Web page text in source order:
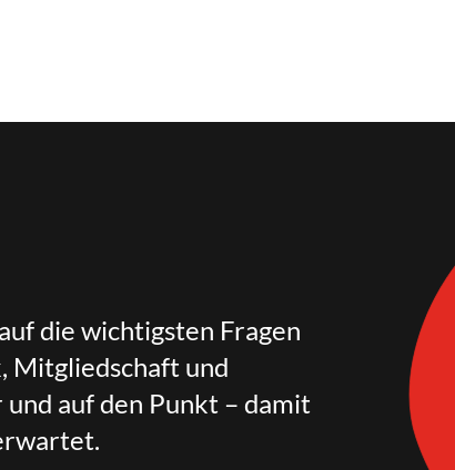
die wichtigsten Fragen
Mitgliedschaft und
auf den Punkt – damit